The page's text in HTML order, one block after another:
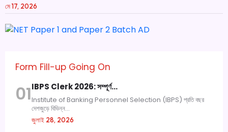
মে 17, 2026
Form Fill-up Going On
01IBPS Clerk 2026: সম্পূর্ণ…
Institute of Banking Personnel Selection (IBPS) প্রতি বছর
দেশজুড়ে বিভিন্ন...
জুলাই 28, 2026